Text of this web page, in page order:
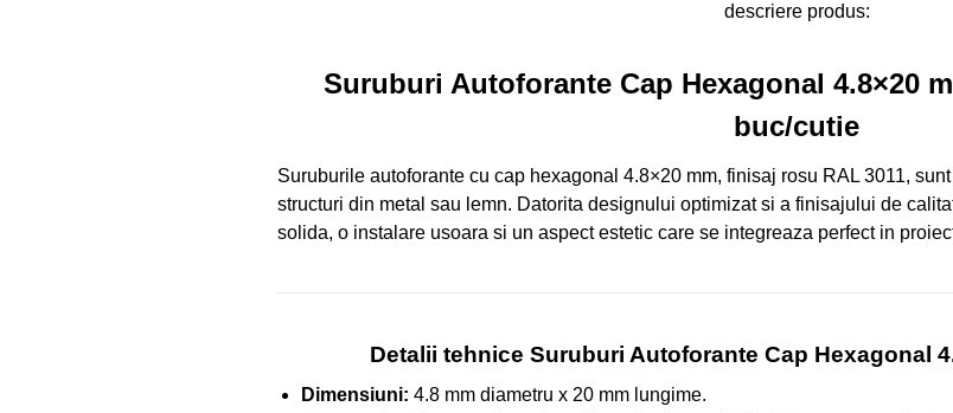
descriere produs:
Suruburi Autoforante Cap Hexagonal 4.8×20
buc/cutie
Suruburile autoforante cu cap hexagonal 4.8×20 mm, finisaj rosu RAL 3011,
structuri din metal sau lemn. Datorita designului optimizat si a finisajului de
solida, o instalare usoara si un aspect estetic care se integreaza perfect in
Detalii tehnice Suruburi Autoforante Cap Hexagonal
Dimensiuni: 4.8 mm diametru x 20 mm lungime.